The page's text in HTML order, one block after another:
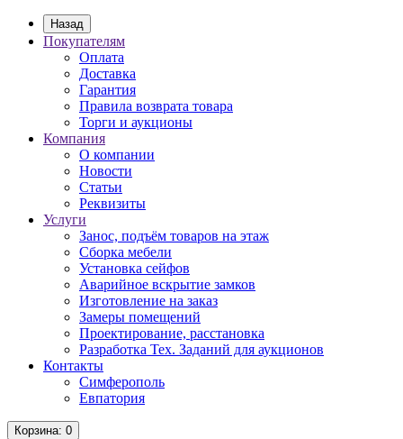
Назад
Покупателям
Оплата
Доставка
Гарантия
Правила возврата товара
Торги и аукционы
Компания
О компании
Новости
Статьи
Реквизиты
Услуги
Занос, подъём товаров на этаж
Сборка мебели
Установка сейфов
Аварийное вскрытие замков
Изготовление на заказ
Замеры помещений
Проектирование, расстановка
Разработка Тех. Заданий для аукционов
Контакты
Симферополь
Евпатория
Корзина: 0